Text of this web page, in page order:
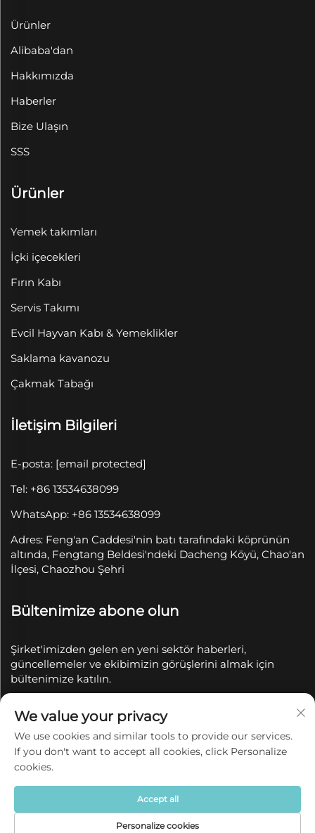
Ürünler
Alibaba'dan
Hakkımızda
Haberler
Bize Ulaşın
SSS
Ürünler
Yemek takımları
İçki içecekleri
Fırın Kabı
Servis Takımı
Evcil Hayvan Kabı & Yemeklikler
Saklama kavanozu
Çakmak Tabağı
İletişim Bilgileri
E-posta: [email protected]
Tel: +86 13534638099
WhatsApp: +86 13534638099
Adres: Feng'an Caddesi'nin batı tarafındaki köprünün
altında, Fengtang Beldesi'ndeki Dacheng Köyü, Chao'an
İlçesi, Chaozhou Şehri
Bültenimize abone olun
Şirket'imizden gelen en yeni sektör haberleri,
güncellemeler ve ekibimizin görüşlerini almak için
bültenimize katılın.
Telif Hakkı © 2025 Chaozhou Qianyue Seramik Sanayi
ve Ticaret A.Ş. tarafından saklıdır.
Gizlilik politikası
We value your privacy
We use cookies and similar tools to provide our services.
If you don't want to accept all cookies, click Personalize
cookies.
Personalize cookies
Accept all